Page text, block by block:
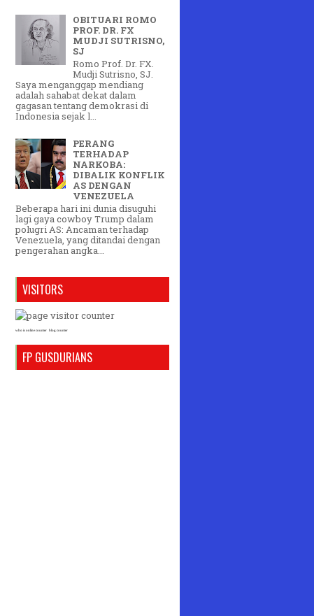
OBITUARI ROMO
PROF. DR. FX
MUDJI SUTRISNO,
SJ
Romo Prof. Dr. FX.
Mudji Sutrisno, SJ.
Saya menganggap mendiang
adalah sahabat dekat dalam
gagasan tentang demokrasi di
Indonesia sejak l...
PERANG
TERHADAP
NARKOBA:
DIBALIK KONFLIK
AS DENGAN
VENEZUELA
Beberapa hari ini dunia disuguhi
lagi gaya cowboy Trump dalam
polugri AS: Ancaman terhadap
Venezuela, yang ditandai dengan
pengerahan angka...
VISITORS
who is online counter blog counter
FP GUSDURIANS